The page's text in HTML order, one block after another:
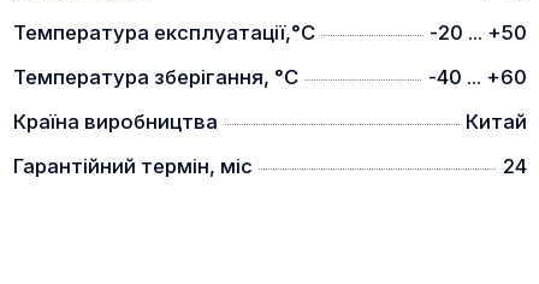
Температура експлуатації,°C
-20 ... +50
Температура зберігання, °C
-40 ... +60
Країна виробництва
Китай
Гарантійний термін, міс
24